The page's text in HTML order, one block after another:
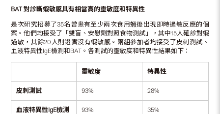
BAT對診斷蝦敏感具有相當高的靈敏度和特異性
是次研究招募了35名曾患有至少兩次食用蝦後出現即時過敏反應的個
案。他們均接受了「雙盲、安慰劑對照食物測試」，其中15人確診對蝦
過敏，其餘20人則證實沒有蝦敏感。兩組參加者均接受了皮刺測試、
血液特異性IgE檢測和BAT。各測試的靈敏度和特異性結果如下：
靈敏度 特異性
皮刺測試 93% 28%
血液特異性IgE檢測 93% 35%